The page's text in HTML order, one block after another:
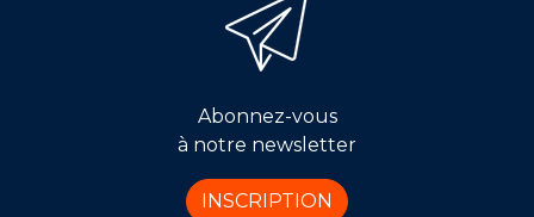
Abonnez-vous
à notre newsletter
INSCRIPTION